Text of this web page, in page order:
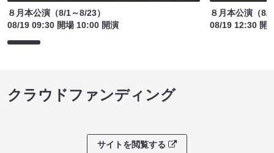
８月本公演（8/1～8/23）
08/19 09:30 開場 10:00 開演
８月本公演（8/
08/19 12:30 開
クラウドファンディング
サイトを閲覧する